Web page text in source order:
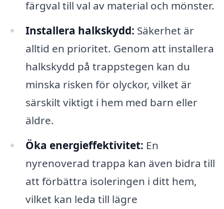
färgval till val av material och mönster.
Installera halkskydd: Säkerhet är
alltid en prioritet. Genom att installera
halkskydd på trappstegen kan du
minska risken för olyckor, vilket är
särskilt viktigt i hem med barn eller
äldre.
Öka energieffektivitet: En
nyrenoverad trappa kan även bidra till
att förbättra isoleringen i ditt hem,
vilket kan leda till lägre